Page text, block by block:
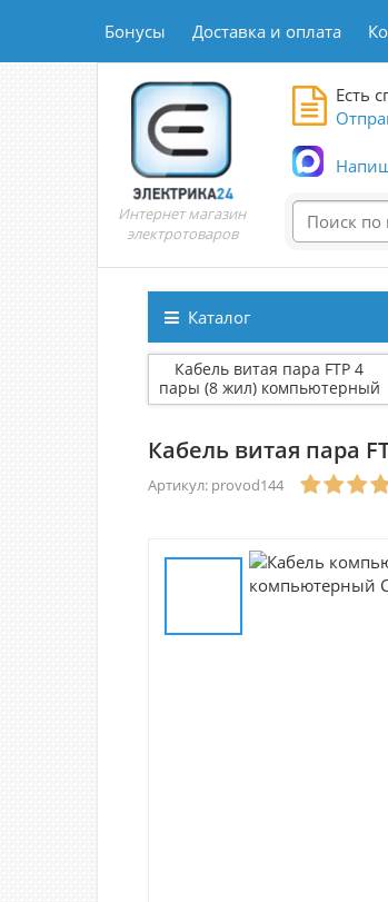
Бонусы Доставка и оплата
Интернет магазин
электротоваров
Есть
Каталог
Кабель витая пара FTP 4
пары (8 жил) компьютерный
CAT 5e алюминий
Кабель витая пара
Артикул: provod144